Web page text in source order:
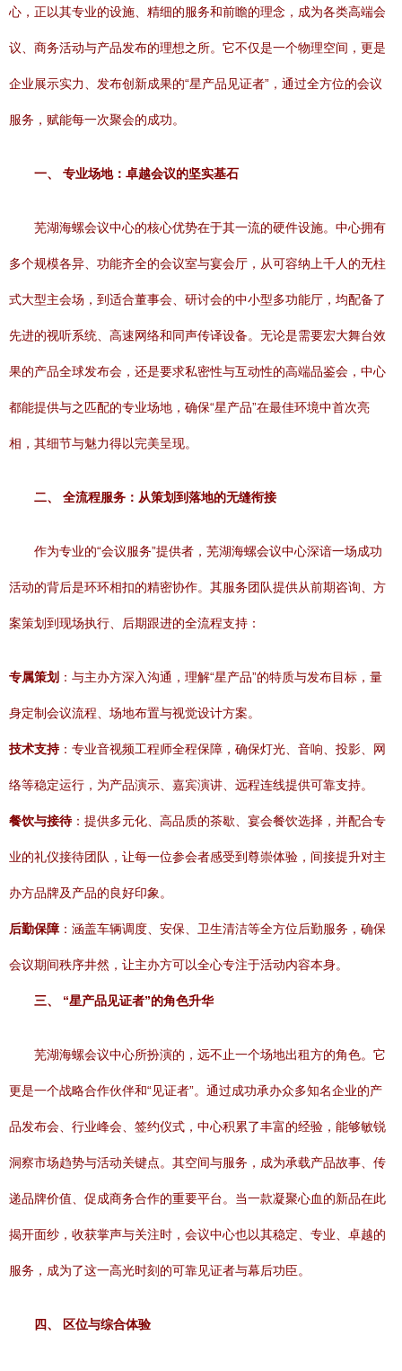
心，正以其专业的设施、精细的服务和前瞻的理念，成为各类高端会
议、商务活动与产品发布的理想之所。它不仅是一个物理空间，更是
企业展示实力、发布创新成果的“星产品见证者”，通过全方位的会议
服务，赋能每一次聚会的成功。
一、 专业场地：卓越会议的坚实基石
芜湖海螺会议中心的核心优势在于其一流的硬件设施。中心拥有
多个规模各异、功能齐全的会议室与宴会厅，从可容纳上千人的无柱
式大型主会场，到适合董事会、研讨会的中小型多功能厅，均配备了
先进的视听系统、高速网络和同声传译设备。无论是需要宏大舞台效
果的产品全球发布会，还是要求私密性与互动性的高端品鉴会，中心
都能提供与之匹配的专业场地，确保“星产品”在最佳环境中首次亮
相，其细节与魅力得以完美呈现。
二、 全流程服务：从策划到落地的无缝衔接
作为专业的“会议服务”提供者，芜湖海螺会议中心深谙一场成功
活动的背后是环环相扣的精密协作。其服务团队提供从前期咨询、方
案策划到现场执行、后期跟进的全流程支持：
专属策划 ：与主办方深入沟通，理解“星产品”的特质与发布目标，量
身定制会议流程、场地布置与视觉设计方案。
技术支持：专业音视频工程师全程保障，确保灯光、音响、投影、网
络等稳定运行，为产品演示、嘉宾演讲、远程连线提供可靠支持。
餐饮与接待：提供多元化、高品质的茶歇、宴会餐饮选择，并配合专
业的礼仪接待团队，让每一位参会者感受到尊崇体验，间接提升对主
办方品牌及产品的良好印象。
后勤保障 ：涵盖车辆调度、安保、卫生清洁等全方位后勤服务，确保
会议期间秩序井然，让主办方可以全心专注于活动内容本身。
三、 “星产品见证者”的角色升华
芜湖海螺会议中心所扮演的，远不止一个场地出租方的角色。它
更是一个战略合作伙伴和“见证者”。通过成功承办众多知名企业的产
品发布会、行业峰会、签约仪式，中心积累了丰富的经验，能够敏锐
洞察市场趋势与活动关键点。其空间与服务，成为承载产品故事、传
递品牌价值、促成商务合作的重要平台。当一款凝聚心血的新品在此
揭开面纱，收获掌声与关注时，会议中心也以其稳定、专业、卓越的
服务，成为了这一高光时刻的可靠见证者与幕后功臣。
四、 区位与综合体验